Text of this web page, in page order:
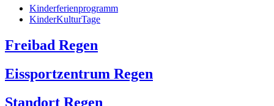
Kinderferienprogramm
KinderKulturTage
Freibad Regen
Eissportzentrum Regen
Standort Regen